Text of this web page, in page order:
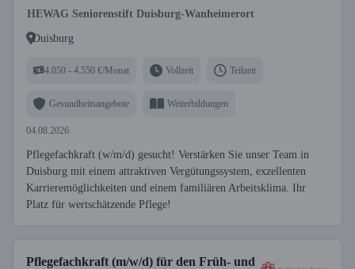
HEWAG Seniorenstift Duisburg-Wanheimerort
Duisburg
4.050 - 4.550 €/Monat Vollzeit Teilzeit
Gesundheitsangebote Weiterbildungen
04.08.2026
Pflegefachkraft (w/m/d) gesucht! Verstärken Sie unser Team in
Duisburg mit einem attraktiven Vergütungssystem, exzellenten
Karrieremöglichkeiten und einem familiären Arbeitsklima. Ihr
Platz für wertschätzende Pflege!
Pflegefachkraft (m/w/d) für den Früh- und